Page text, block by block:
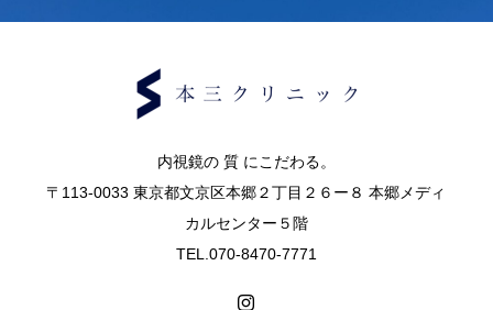
内視鏡の 質 にこだわる。
〒113-0033 東京都文京区本郷２丁目２６ー８ 本郷メディ
カルセンター５階
TEL.070-8470-7771